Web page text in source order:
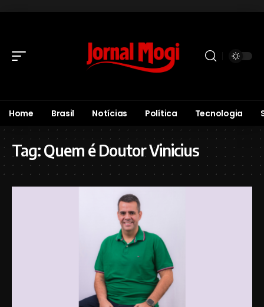
Home Brasil Notícias Política Tecnologia
Tag:Quem é Doutor Vinicius